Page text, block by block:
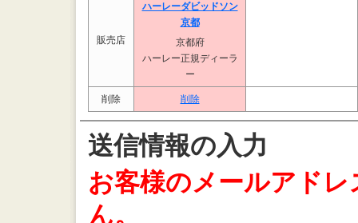
販売店
ハーレーダビッドソン
京都
京都府
ハーレー正規ディーラ
ー
削除 削除
送信情報の入力
お客様のメールアド
ん。